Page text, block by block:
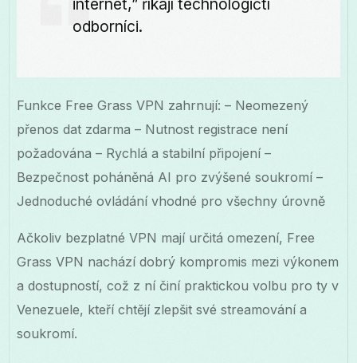
internet,” říkají technologičtí
odborníci.
Funkce Free Grass VPN zahrnují: – Neomezený
přenos dat zdarma – Nutnost registrace není
požadována – Rychlá a stabilní připojení –
Bezpečnost poháněná AI pro zvýšené soukromí –
Jednoduché ovládání vhodné pro všechny úrovně
Ačkoliv bezplatné VPN mají určitá omezení, Free
Grass VPN nachází dobrý kompromis mezi výkonem
a dostupností, což z ní činí praktickou volbu pro ty v
Venezuele, kteří chtějí zlepšit své streamování a
soukromí.